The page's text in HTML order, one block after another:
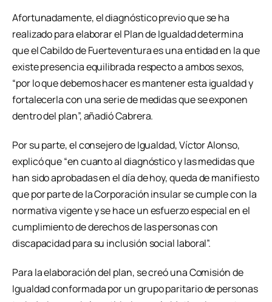
Afortunadamente, el diagnóstico previo que se ha
realizado para elaborar el Plan de Igualdad determina
que el Cabildo de Fuerteventura es una entidad en la que
existe presencia equilibrada respecto a ambos sexos,
“por lo que debemos hacer es mantener esta igualdad y
fortalecerla con una serie de medidas que se exponen
dentro del plan”, añadió Cabrera.
Por su parte, el consejero de Igualdad, Víctor Alonso,
explicó que “en cuanto al diagnóstico y las medidas que
han sido aprobadas en el día de hoy, queda de manifiesto
que por parte de la Corporación insular se cumple con la
normativa vigente y se hace un esfuerzo especial en el
cumplimiento de derechos de las personas con
discapacidad para su inclusión social laboral”.
Para la elaboración del plan, se creó una Comisión de
Igualdad conformada por un grupo paritario de personas